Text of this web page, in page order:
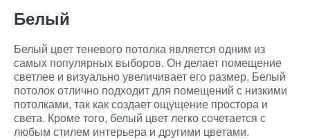
Белый
Белый цвет теневого потолка является одним из
самых популярных выборов. Он делает помещение
светлее и визуально увеличивает его размер. Белый
потолок отлично подходит для помещений с низкими
потолками, так как создает ощущение простора и
света. Кроме того, белый цвет легко сочетается с
любым стилем интерьера и другими цветами.